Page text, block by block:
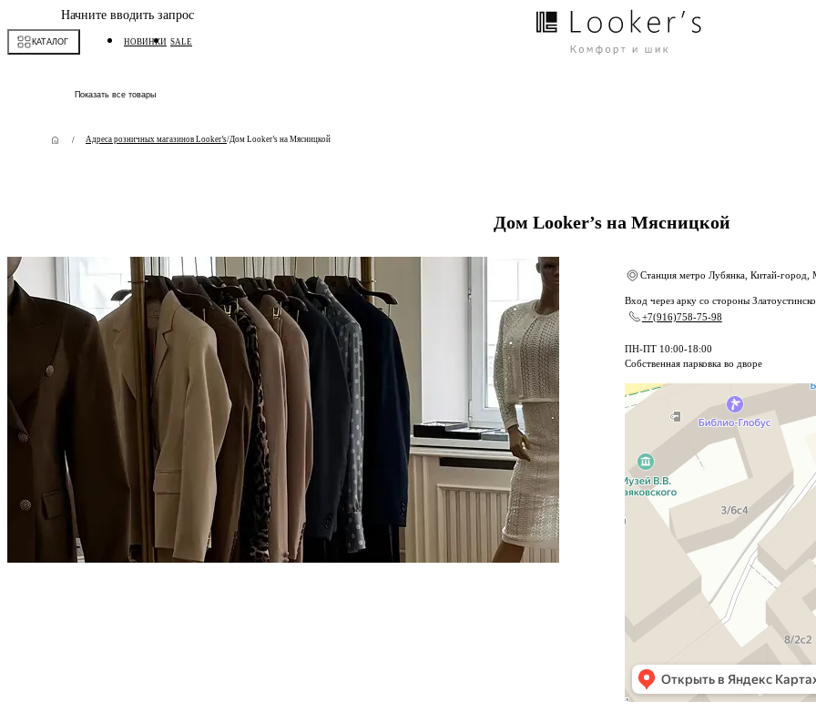
КАТАЛОГ НОВИНКИ SALE
Начните вводить запрос
Показать все товары
Адреса розничных магазинов Looker’s/Дом Looker’s на Мясницкой
Дом Looker’s на Мясницкой
Станция метро Лубянка, Китай-город,
Вход через арку со стороны
+7(916)758-75-98
ПН-ПТ 10:00-18:00
Собственная парковка во дворе